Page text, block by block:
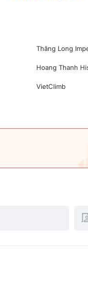
Thăng Long
Hoang Thanh
VietClimb